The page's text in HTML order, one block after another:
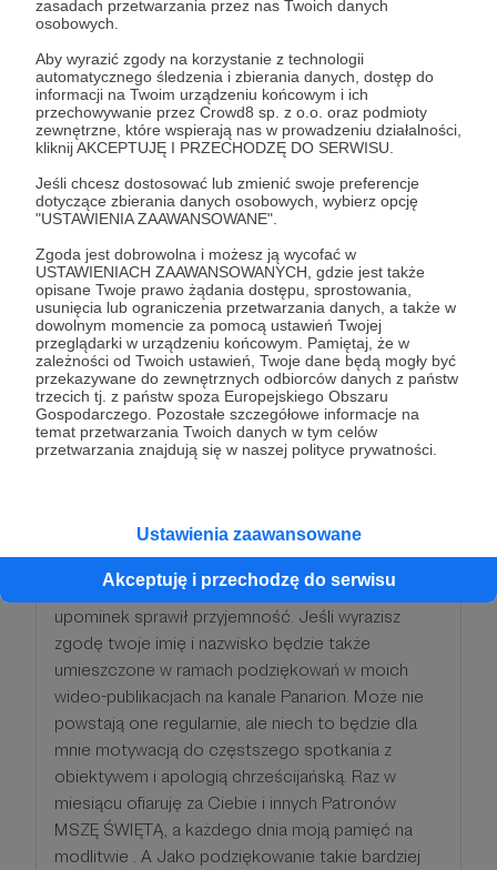
zasadach przetwarzania przez nas Twoich danych
osobowych.
Aby wyrazić zgody na korzystanie z technologii
automatycznego śledzenia i zbierania danych, dostęp do
informacji na Twoim urządzeniu końcowym i ich
przechowywanie przez Crowd8 sp. z o.o. oraz podmioty
zewnętrzne, które wspierają nas w prowadzeniu działalności,
kliknij AKCEPTUJĘ I PRZECHODZĘ DO SERWISU.
Jeśli chcesz dostosować lub zmienić swoje preferencje
dotyczące zbierania danych osobowych, wybierz opcję
"USTAWIENIA ZAAWANSOWANE".
Zgoda jest dobrowolna i możesz ją wycofać w
USTAWIENIACH ZAAWANSOWANYCH, gdzie jest także
opisane Twoje prawo żądania dostępu, sprostowania,
usunięcia lub ograniczenia przetwarzania danych, a także w
dowolnym momencie za pomocą ustawień Twojej
przeglądarki w urządzeniu końcowym. Pamiętaj, że w
zależności od Twoich ustawień, Twoje dane będą mogły być
przekazywane do zewnętrznych odbiorców danych z państw
trzecich tj. z państw spoza Europejskiego Obszaru
Gospodarczego. Pozostałe szczegółowe informacje na
temat przetwarzania Twoich danych w tym celów
przetwarzania znajdują się w naszej polityce prywatności.
Ustawienia zaawansowane
Akceptuję i przechodzę do serwisu
takie bardziej "fizyczne" chciałbym Ci również
zdjęcia które uchwyciłem na tym kontynencie z
krótką refleksją, opisem bądź cytatem. Co ty na
to?
Patroni: 2
50 zł miesięcznie
To bardzo hojne z Twojej strony. Na pewno było
wiele rzeczy, na które mogłeś przeznaczyć te
pieniądze. Wybrałeś naszą misję w Andach.
Dziękuję z całego serca. Dla Patronów, którzy
zadeklarowali tak sporą sumę raz w roku
stempel pocztowy będzie z Polski, ale poczta w
Peru to długa opowieść. Może nie będzie to złoto
inków czy jajo kondora ale postaram się aby i tak
upominek sprawił przyjemność. Jeśli wyrazisz
zgodę twoje imię i nazwisko będzie także
umieszczone w ramach podziękowań w moich
wideo-publikacjach na kanale Panarion. Może nie
powstają one regularnie, ale niech to będzie dla
mnie motywacją do częstszego spotkania z
obiektywem i apologią chrześcijańską. Raz w
miesiącu ofiaruję za Ciebie i innych Patronów
MSZĘ ŚWIĘTĄ, a każdego dnia moją pamięć na
modlitwie . A Jako podziękowanie takie bardziej